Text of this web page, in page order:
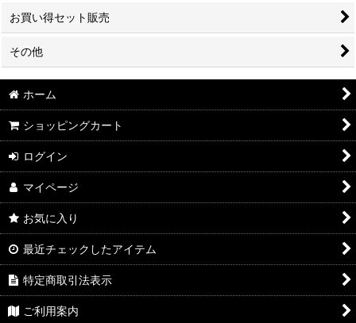
お買い得セット販売
その他
ホーム
ショッピングカート
ログイン
マイページ
お気に入り
最近チェックしたアイテム
特定商取引法表示
ご利用案内